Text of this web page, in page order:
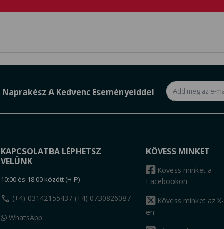
A Kedvenc Eseményeiddel
KAPCSOLATBA LÉPHETSZ
VELÜNK
10:00 és 18:00 között (H-P)
call (+4) 0314215543 / (+4) 0730826087
WhatsApp
KÖVESS MINKET
Kövess minket a
Facebookon
Kövess minket az X-
en